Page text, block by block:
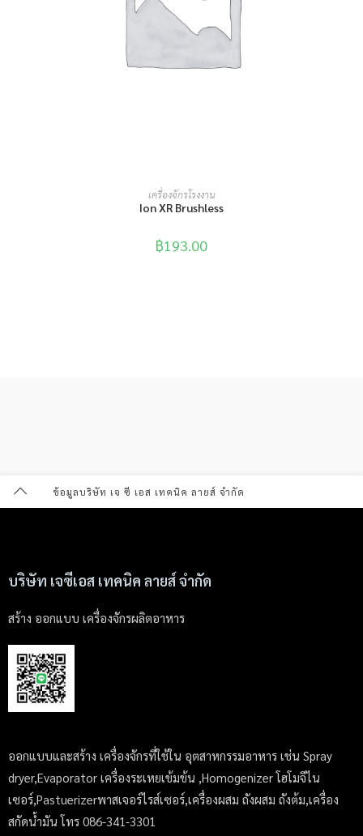
หยิบใส่ตะกร้า
เครื่องจักรโรงงาน
Ion XR Brushless
฿193.00
ข้อมูลบริษัท เจ ซี เอส เทคนิค ลายส์ จำกัด
บริษัท เจซีเอส เทคนิค ลายส์ จำกัด
สร้าง ออกแบบ เครื่องจักรผลิตอาหาร
ออกแบบและสร้าง เครื่องจักรที่ใช้ใน อุตสาหกรรมอาหาร เช่น Spray
dryer,Evaporator เครื่องระเหยเข้มข้น ,Homogenizer โฮโมจีไน
เซอร์,Pastuerizerพาสเจอร์ไรส์เซอร์,เครื่องผสม ถังผสม ถังต้ม,เครื่อง
สกัดน้ำมัน โทร 086-341-3301